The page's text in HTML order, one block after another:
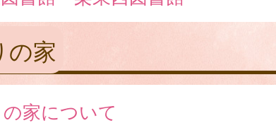
の家
家について